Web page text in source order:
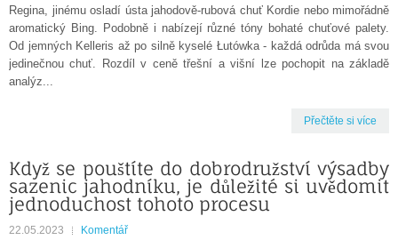
Regina, jinému osladí ústa jahodově-rubová chuť Kordie nebo mimořádně
aromatický Bing. Podobně i nabízejí různé tóny bohaté chuťové palety.
Od jemných Kelleris až po silně kyselé Łutówka - každá odrůda má svou
jedinečnou chuť. Rozdíl v ceně třešní a višní lze pochopit na základě
analýz...
Přečtěte si více
Když se pouštíte do dobrodružství výsadby
sazenic jahodníku, je důležité si uvědomit
jednoduchost tohoto procesu
22.05.2023 Komentář